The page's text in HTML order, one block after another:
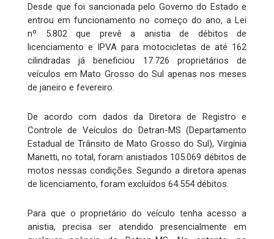
Desde que foi sancionada pelo Governo do Estado e
entrou em funcionamento no começo do ano, a Lei
nº 5.802 que prevê a anistia de débitos de
licenciamento e IPVA para motocicletas de até 162
cilindradas já beneficiou 17.726 proprietários de
veículos em Mato Grosso do Sul apenas nos meses
de janeiro e fevereiro.
De acordo com dados da Diretora de Registro e
Controle de Veículos do Detran-MS (Departamento
Estadual de Trânsito de Mato Grosso do Sul), Virgínia
Manetti, no total, foram anistiados 105.069 débitos de
motos nessas condições. Segundo a diretora apenas
de licenciamento, foram excluídos 64.554 débitos.
Para que o proprietário do veículo tenha acesso a
anistia, precisa ser atendido presencialmente em